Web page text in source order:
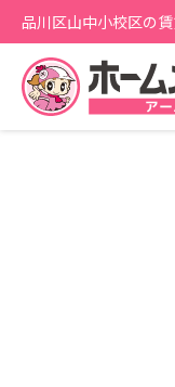
品川区山中小校区の